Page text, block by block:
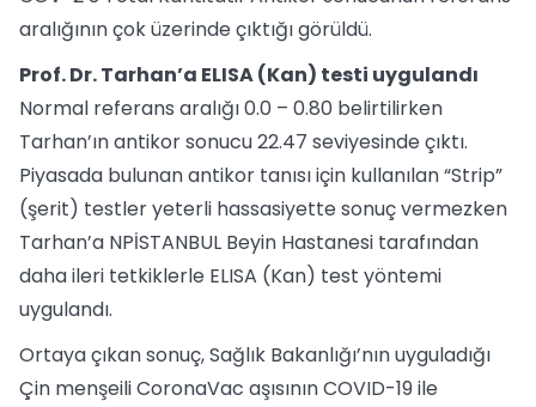
aralığının çok üzerinde çıktığı görüldü.
Prof. Dr. Tarhan’a ELISA (Kan) testi uygulandı
Normal referans aralığı 0.0 – 0.80 belirtilirken
Tarhan’ın antikor sonucu 22.47 seviyesinde çıktı.
Piyasada bulunan antikor tanısı için kullanılan “Strip”
(şerit) testler yeterli hassasiyette sonuç vermezken
Tarhan’a NPİSTANBUL Beyin Hastanesi tarafından
daha ileri tetkiklerle ELISA (Kan) test yöntemi
uygulandı.
Ortaya çıkan sonuç, Sağlık Bakanlığı’nın uyguladığı
Çin menşeili CoronaVac aşısının COVID-19 ile